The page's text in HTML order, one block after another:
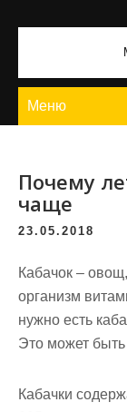
Меню
Почему
чаще
23.05.2018
Кабачок –
организм
нужно есть
Это может быть
Кабачки